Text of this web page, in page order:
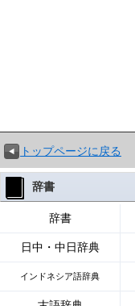
トップページに戻る
辞書
辞書
日中・中日辞典
インドネシア語辞典